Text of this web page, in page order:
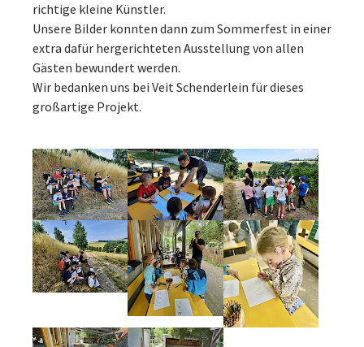
richtige kleine Künstler.
Unsere Bilder konnten dann zum Sommerfest in einer
extra dafür hergerichteten Ausstellung von allen
Gästen bewundert werden.
Wir bedanken uns bei Veit Schenderlein für dieses
großartige Projekt.